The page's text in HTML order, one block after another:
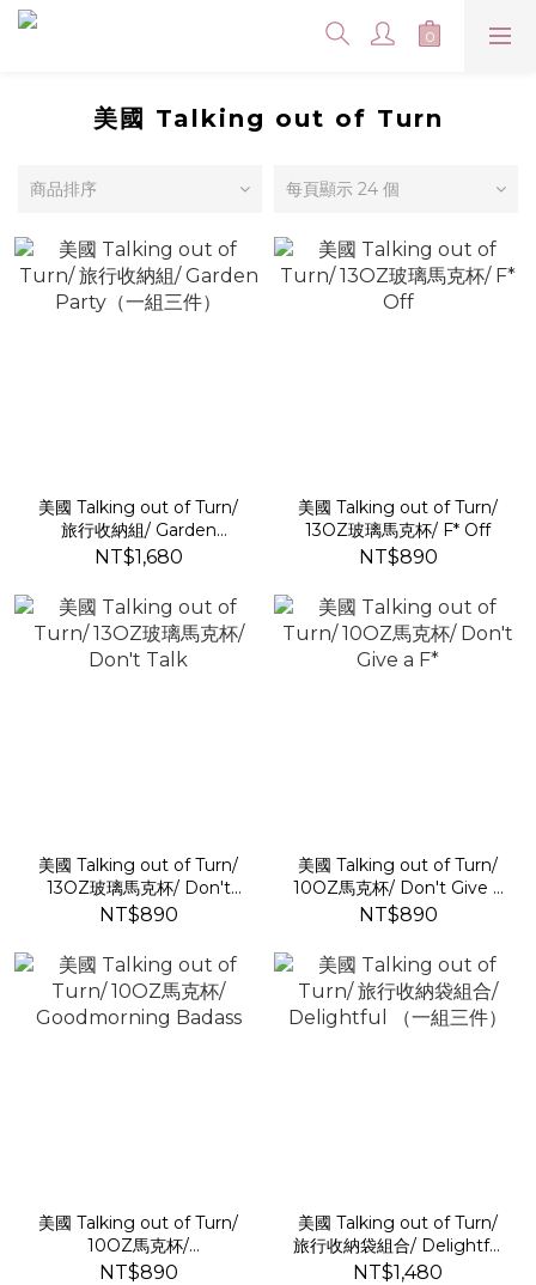
美國 Talking out of Turn
商品排序 每頁顯示 24 個
美國 Talking out of Turn/
旅行收納組/ Garden
Party（一組三件）
NT$1,680
美國 Talking out of Turn/
13OZ玻璃馬克杯/ F* Off
NT$890
美國 Talking out of Turn/
13OZ玻璃馬克杯/ Don't
Talk
NT$890
美國 Talking out of Turn/
10OZ馬克杯/ Don't Give a
F*
NT$890
美國 Talking out of Turn/
10OZ馬克杯/
Goodmorning Badass
NT$890
美國 Talking out of Turn/
旅行收納袋組合/ Delightful
（一組三件）
NT$1,480